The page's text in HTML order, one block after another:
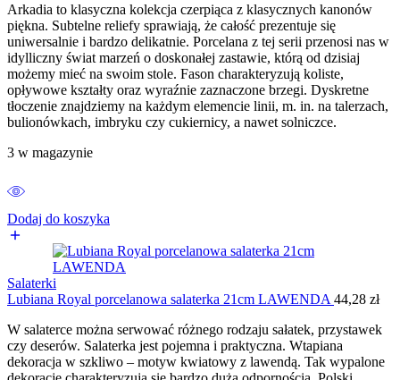
Arkadia to klasyczna kolekcja czerpiąca z klasycznych kanonów
piękna. Subtelne reliefy sprawiają, że całość prezentuje się
uniwersalnie i bardzo delikatnie. Porcelana z tej serii przenosi nas w
idylliczny świat marzeń o doskonałej zastawie, którą od dzisiaj
możemy mieć na swoim stole. Fason charakteryzują koliste,
opływowe kształty oraz wyraźnie zaznaczone brzegi. Dyskretne
tłoczenie znajdziemy na każdym elemencie linii, m. in. na talerzach,
bulionówkach, imbryku czy cukiernicy, a nawet solniczce.
3 w magazynie
Dodaj do koszyka
Salaterki
Lubiana Royal porcelanowa salaterka 21cm LAWENDA 44,28 zł
W salaterce można serwować różnego rodzaju sałatek, przystawek
czy deserów. Salaterka jest pojemna i praktyczna. Wtapiana
dekoracja w szkliwo – motyw kwiatowy z lawendą. Tak wypalone